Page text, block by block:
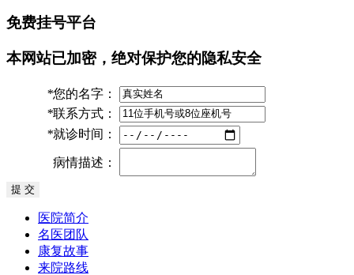
免费挂号平台
本网站已加密，绝对保护您的隐私安全
*您的名字：
*联系方式：
*就诊时间：
病情描述：
医院简介
名医团队
康复故事
来院路线